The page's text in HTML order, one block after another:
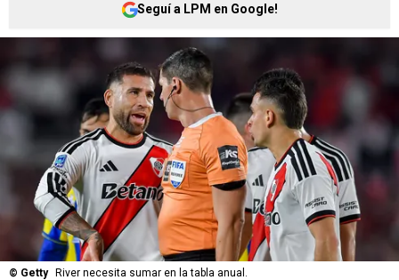
Seguí a LPM en Google!
© Getty River necesita sumar en la tabla anual.